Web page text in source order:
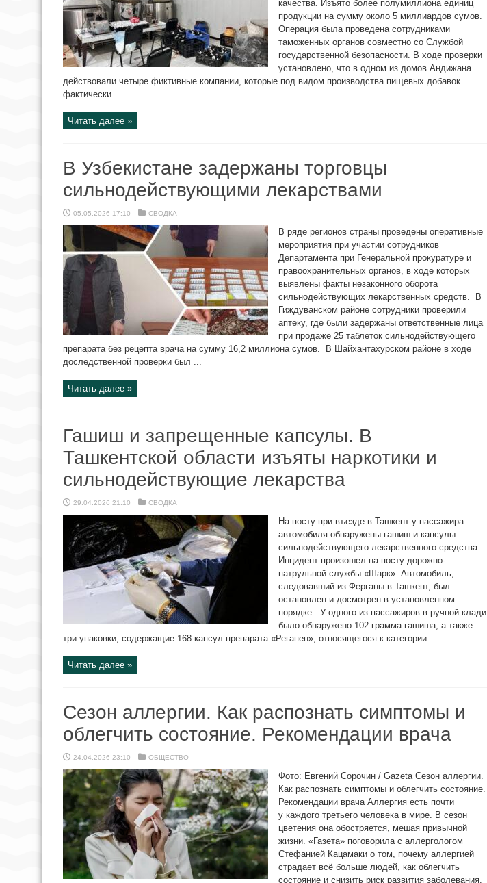
качества. Изъято более полумиллиона единиц
продукции на сумму около 5 миллиардов сумов.
Операция была проведена сотрудниками
таможенных органов совместно со Службой
государственной безопасности. В ходе проверки
установлено, что в одном из домов Андижана
действовали четыре фиктивные компании, которые под видом производства пищевых добавок
фактически ...
Читать далее »
В Узбекистане задержаны торговцы
сильнодействующими лекарствами
05.05.2026 17:10 СВОДКА
В ряде регионов страны проведены оперативные
мероприятия при участии сотрудников
Департамента при Генеральной прокуратуре и
правоохранительных органов, в ходе которых
выявлены факты незаконного оборота
сильнодействующих лекарственных средств. В
Гиждуванском районе сотрудники проверили
аптеку, где были задержаны ответственные лица
при продаже 25 таблеток сильнодействующего
препарата без рецепта врача на сумму 16,2 миллиона сумов. В Шайхантахурском районе в ходе
доследственной проверки был ...
Читать далее »
Гашиш и запрещенные капсулы. В
Ташкентской области изъяты наркотики и
сильнодействующие лекарства
29.04.2026 21:10 СВОДКА
На посту при въезде в Ташкент у пассажира
автомобиля обнаружены гашиш и капсулы
сильнодействующего лекарственного средства.
Инцидент произошел на посту дорожно-
патрульной службы «Шарк». Автомобиль,
следовавший из Ферганы в Ташкент, был
остановлен и досмотрен в установленном
порядке. У одного из пассажиров в ручной клади
было обнаружено 102 грамма гашиша, а также
три упаковки, содержащие 168 капсул препарата «Регапен», относящегося к категории ...
Читать далее »
Сезон аллергии. Как распознать симптомы и
облегчить состояние. Рекомендации врача
24.04.2026 23:10 ОБЩЕСТВО
Фото: Евгений Сорочин / Gazeta Сезон аллергии.
Как распознать симптомы и облегчить состояние.
Рекомендации врача Аллергия есть почти
у каждого третьего человека в мире. В сезон
цветения она обостряется, мешая привычной
жизни. «Газета» поговорила с аллергологом
Стефанией Кацамаки о том, почему аллергией
страдает всё больше людей, как облегчить
состояние и снизить риск развития заболевания.